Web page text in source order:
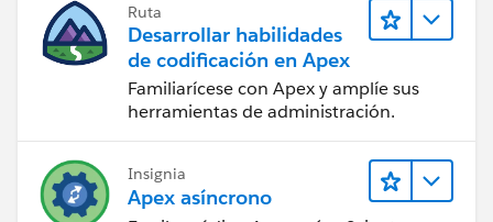
Ruta
Desarrollar habilidades
de codificación en Apex
Familiarícese con Apex y amplíe sus
herramientas de administración.
Insignia
Apex asíncrono